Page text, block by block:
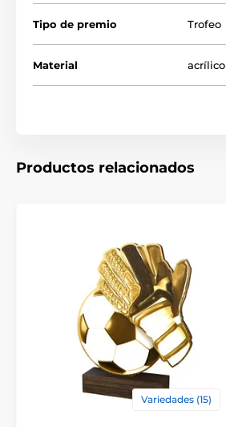
Tipo de premio Trofeo
Material acrílico
Productos relacionados
Variedades (15)